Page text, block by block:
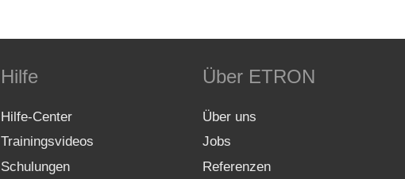
Hilfe
Hilfe-Center
Trainingsvideos
Schulungen
Über ETRON
Über uns
Jobs
Referenzen